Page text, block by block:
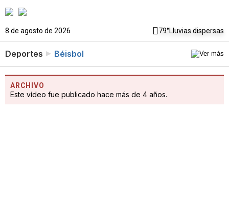
8 de agosto de 2026 79°Lluvias dispersas
Deportes Béisbol
ARCHIVO
Este vídeo fue publicado hace más de 4 años.